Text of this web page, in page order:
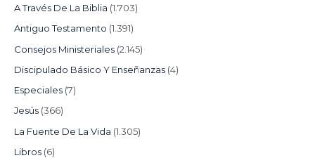
A Través De La Biblia (1.703)
Antiguo Testamento (1.391)
Consejos Ministeriales (2.145)
Discipulado Básico Y Enseñanzas (4)
Especiales (7)
Jesús (366)
La Fuente De La Vida (1.305)
Libros (6)